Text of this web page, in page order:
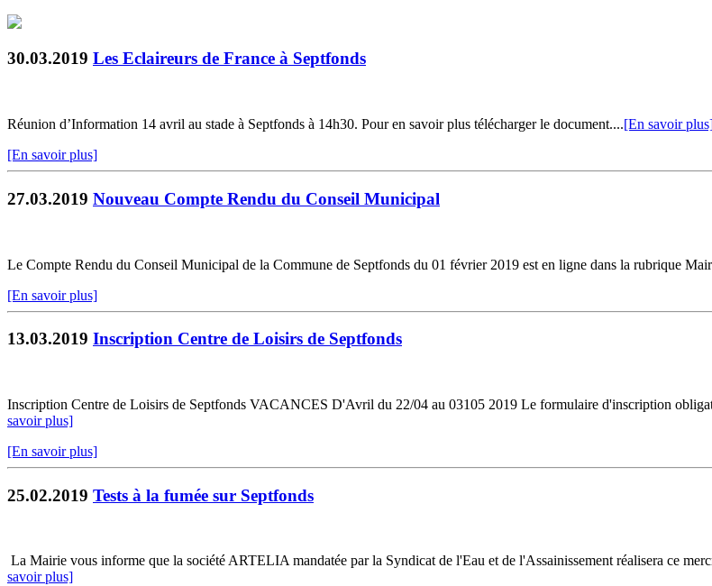
30.03.2019 Les Eclaireurs de France à Septfonds
Réunion d’Information 14 avril au stade à Septfonds à 14h30. Pour en savoir plus télécharger le document....[En savoir
[En savoir plus]
27.03.2019 Nouveau Compte Rendu du Conseil Municipal
Le Compte Rendu du Conseil Municipal de la Commune de Septfonds du 01 février 2019 est en ligne dans la rubrique
[En savoir plus]
13.03.2019 Inscription Centre de Loisirs de Septfonds
Inscription Centre de Loisirs de Septfonds VACANCES D'Avril du 22/04 au 03105 2019 Le formulaire d'inscription
savoir plus]
[En savoir plus]
25.02.2019 Tests à la fumée sur Septfonds
La Mairie vous informe que la société ARTELIA mandatée par la Syndicat de l'Eau et de l'Assainissement réalisera ce
savoir plus]